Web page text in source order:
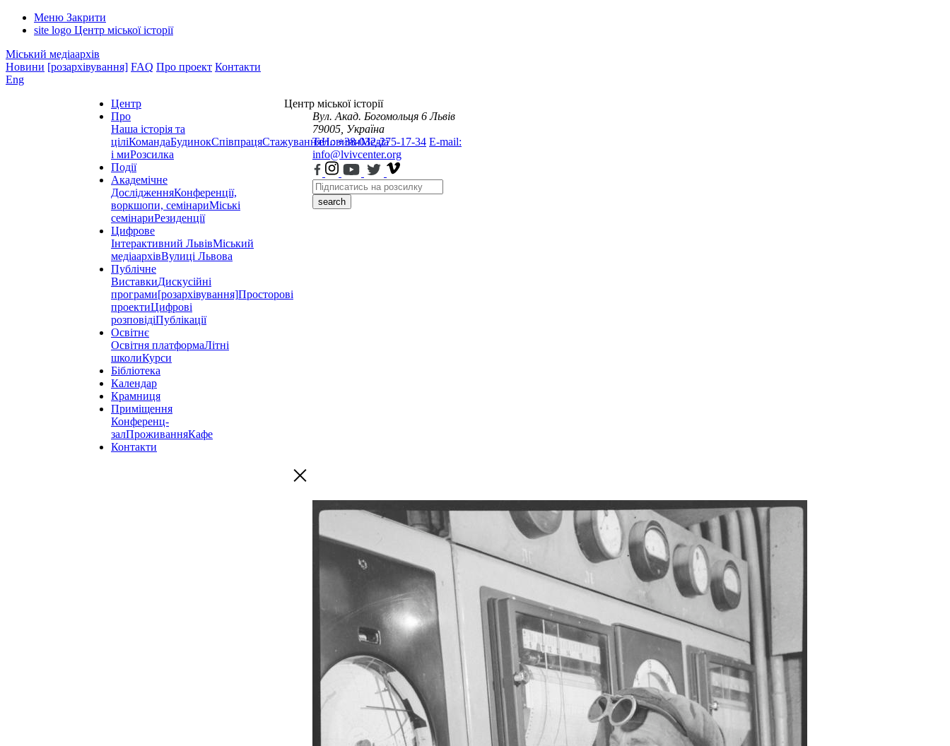
Меню Закрити
site logo Центр міської історії
Міський медіаархів
Новини [розархівування] FAQ Про проект Контакти
Eng
Центр
Про
Наша історія та
ціліКомандаБудинокСпівпрацяСтажуванняНовиниМедіа
і миРозсилка
Події
Академічне
ДослідженняКонференції,
воркшопи, семінариМіські
семінариРезиденції
Цифрове
Інтерактивний ЛьвівМіський
медіаархівВулиці Львова
Публічне
ВиставкиДискусійні
програми[розархівування]Просторові
проектиЦифрові
розповідіПублікації
Освітнє
Освітня платформаЛітні
школиКурси
Бібліотека
Календар
Крамниця
Приміщення
Конференц-
залПроживанняКафе
Контакти
Центр міської історії
Вул. Акад. Богомольця 6 Львів
79005, Україна
Тел.: +38-032-275-17-34 E-mail:
info@lvivcenter.org
search